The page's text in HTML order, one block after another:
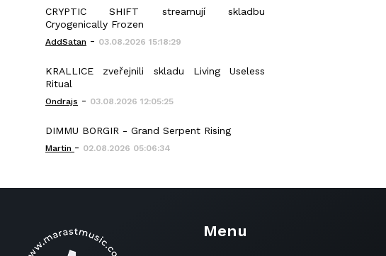
CRYPTIC SHIFT streamují skladbu
Cryogenically Frozen
AddSatan - 03.08.2026 15:18:29
KRALLICE zveřejnili skladu Living Useless
Ritual
Ondrajs - 03.08.2026 12:05:25
DIMMU BORGIR - Grand Serpent Rising
Martin - 02.08.2026 05:06:34
Menu